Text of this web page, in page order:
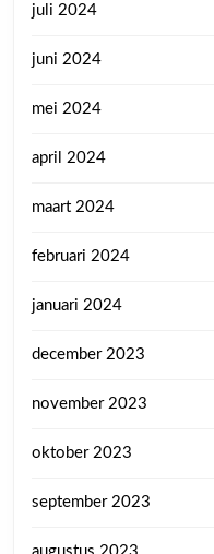
juli 2024
juni 2024
mei 2024
april 2024
maart 2024
februari 2024
januari 2024
december 2023
november 2023
oktober 2023
september 2023